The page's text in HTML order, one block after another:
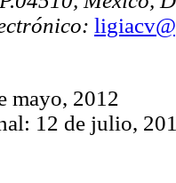
mayo, 2012
12 de julio,